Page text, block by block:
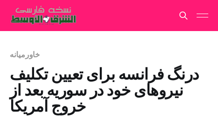
خاورمیانه
درنگ فرانسه برای تعیین تکلیف
نیروهای خود در سوریه بعد از
خروج آمریکا